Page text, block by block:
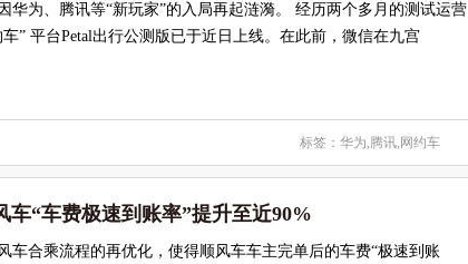
华为、腾讯等“新玩家”的入局再起涟漪。 经历两个多月的测试运营
” 平台Petal出行公测版已于近日上线。在此前，微信在九宫
标签： 华为,腾讯, 网约车
车“车费极速到账率”提升至近90%
车合乘流程的再优化，使得顺风车车主完单后的车费“极速到账